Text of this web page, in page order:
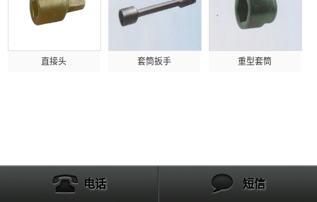
直接头 套筒扳手 重型套筒
电话 短信